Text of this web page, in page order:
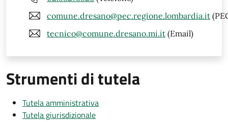
comune.dresano@pec.regione.lombardia.it
tecnico@comune.dresano.mi.it (Email)
Strumenti di tutela
Tutela amministrativa
Tutela giurisdizionale